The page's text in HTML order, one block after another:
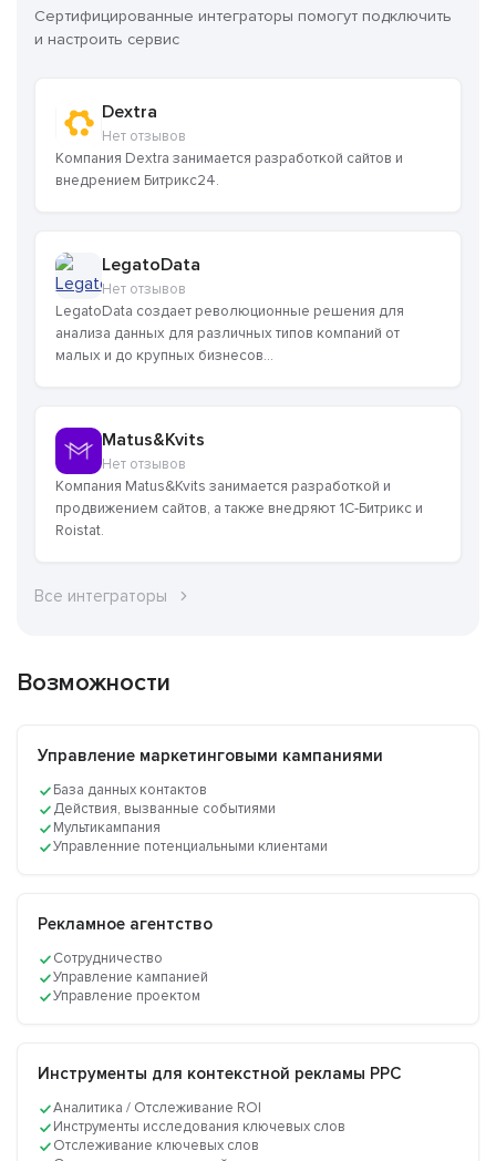
Сертифицированные интеграторы помогут подключить
и настроить сервис
Dextrа
Нет отзывов
Компания Dextrа занимается разработкой сайтов и
внедрением Битрикс24.
LegatoData
Нет отзывов
LegatoData создает революционные решения для
анализа данных для различных типов компаний от
малых и до крупных бизнесов...
Matus&Kvits
Нет отзывов
Компания Matus&Kvits занимается разработкой и
продвижением сайтов, а также внедряют 1С-Битрикс и
Roistat.
Все интеграторы
Возможности
Управление маркетинговыми кампаниями
База данных контактов
Действия, вызванные событиями
Мультикампания
Управленние потенциальными клиентами
Рекламное агентство
Сотрудничество
Управление кампанией
Управление проектом
Инструменты для контекстной рекламы PPC
Аналитика / Отслеживание ROI
Инструменты исследования ключевых слов
Отслеживание ключевых слов